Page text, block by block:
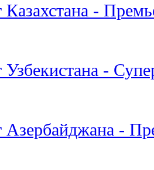
-
-
Азербайджана -